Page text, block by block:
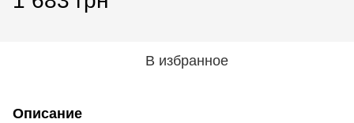
В избранное
Описание